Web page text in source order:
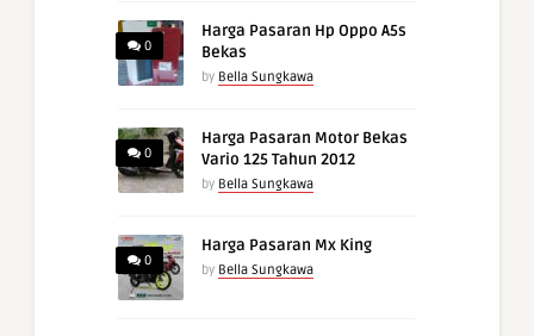
0
Harga Pasaran Hp Oppo A5s
Bekas
by Bella Sungkawa
0
Harga Pasaran Motor Bekas
Vario 125 Tahun 2012
by Bella Sungkawa
0
Harga Pasaran Mx King
by Bella Sungkawa